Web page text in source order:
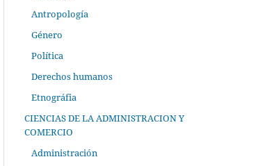
Antropología
Género
Política
Derechos humanos
Etnográfia
CIENCIAS DE LA ADMINISTRACION Y
COMERCIO
Administración